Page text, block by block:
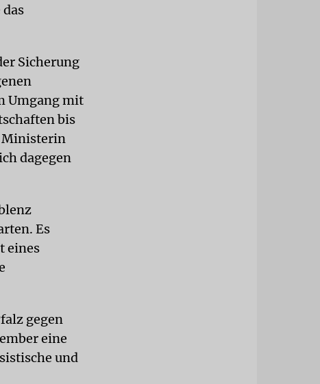
Sicherung
Umgang mit
bis
Ministerin
dagegen
Es
eines
gegen
eine
und